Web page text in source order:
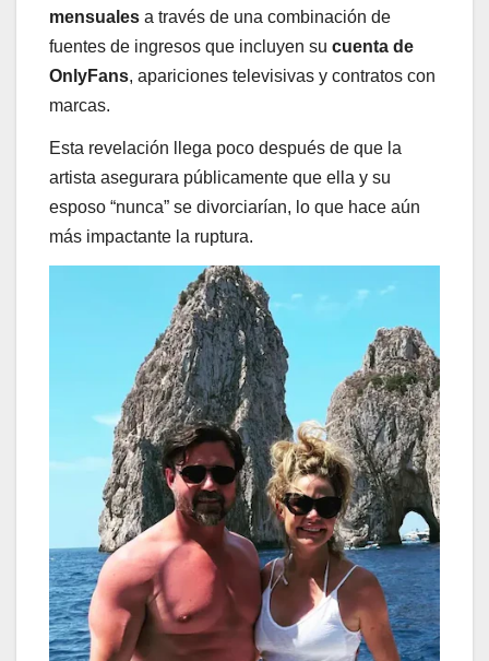
mensuales a través de una combinación de
fuentes de ingresos que incluyen su cuenta de
OnlyFans, apariciones televisivas y contratos con
marcas.
Esta revelación llega poco después de que la
artista asegurara públicamente que ella y su
esposo “nunca” se divorciarían, lo que hace aún
más impactante la ruptura.